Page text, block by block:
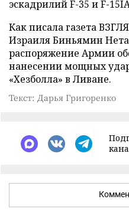
эскадрилий F-35 и F-
Как писала газета
Израиля Биньямин
распоряжение Армии
нанесении мощных
«Хезболла» в Ливане.
Текст: Дарья Григоренко